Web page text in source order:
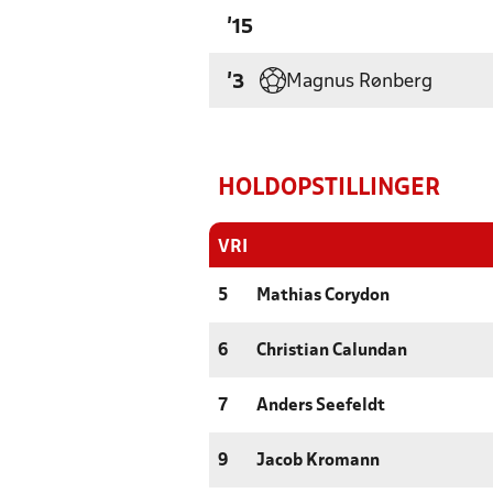
'15
'3 Magnus Rønberg
HOLDOPSTILLINGER
VRI
5 Mathias Corydon
6 Christian Calundan
7 Anders Seefeldt
9 Jacob Kromann